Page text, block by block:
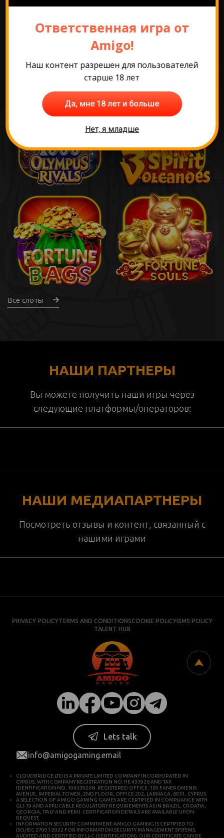
Самые популярные
игры
Все слоты
НАШИ ПАРТНЕРЫ
Вы можете получить наши игры через
следующие платформы/операторов:
НАШИ МЕДИАПАРТНЕРЫ
Посмотреть отзывы и контент, связанный с
нашими играми
PRIVACY POLICYTERMS AND CONDITIONSCOOKIE POLICYISMS POLICY
TALENT HUB
Lets talk
info@amigogaming.email
CLOUDBRIDGE LTD IS A PRIVATE LIMITED COMPANY INCORPORATED IN
CYPRUS, WITH COMPANY REGISTRATION NO. HE 433926 AND TAX
IDENTIFICATION NO. 10433926N. REGISTERED OFFICE: 120 FANEROMENIS
AVENUE, IMPERIAL TOWER, 2ND FLOOR, OFFICE 202, LARNACA, 6031, CYPRUS.
A SELECTION OF AMIGO GAMING GAMES ARE CERTIFIED IN COMPLIANCE WITH
GLI-19 AND APPLICABLE REGULATORY REQUIREMENTS AS IN BRAZIL, CROATIA,
GEORGIA, ITALY AND PERU. CERTIFICATION DETAILS ARE AVAILABLE UPON
REQUEST.
INFORMATION SECURITY COMMITMENT: AMIGO GAMING IS CERTIFIED TO
ISO/IEC 27001:2022 FOR INFORMATION SECURITY MANAGEMENT SYSTEMS,
AUDITED AND CERTIFIED BY LL-C (CERTIFICATION). OUR CERTIFICATE CAN BE
Ответственная игра от
Amigo!
Наш контент разрешен для пользователей
старше 18 лет
Да, мне 18 лет и больше
Нет, я младше